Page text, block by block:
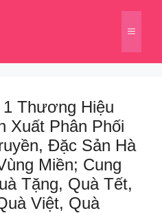
Menu
Thương Hiệu
Xuất Phân Phối
Đặc Sản Hà
Miền; Cung
Tặng, Quà Tết,
Việt, Quà